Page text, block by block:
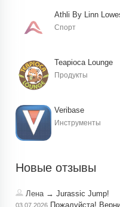
Athli By Linn
Спорт
Teapioca Lounge
Продукты
Veribase
Инструменты
Новые отзывы
Лена→ Jurassic Jump!
03.07.2026 Пожалуйста!